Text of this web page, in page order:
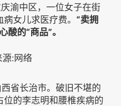
渝中区，一位女子在街
女儿求医疗费。 “卖拥
酸的“商品”。
省长治市。破旧不堪的
位的李志明和腰椎疾病的